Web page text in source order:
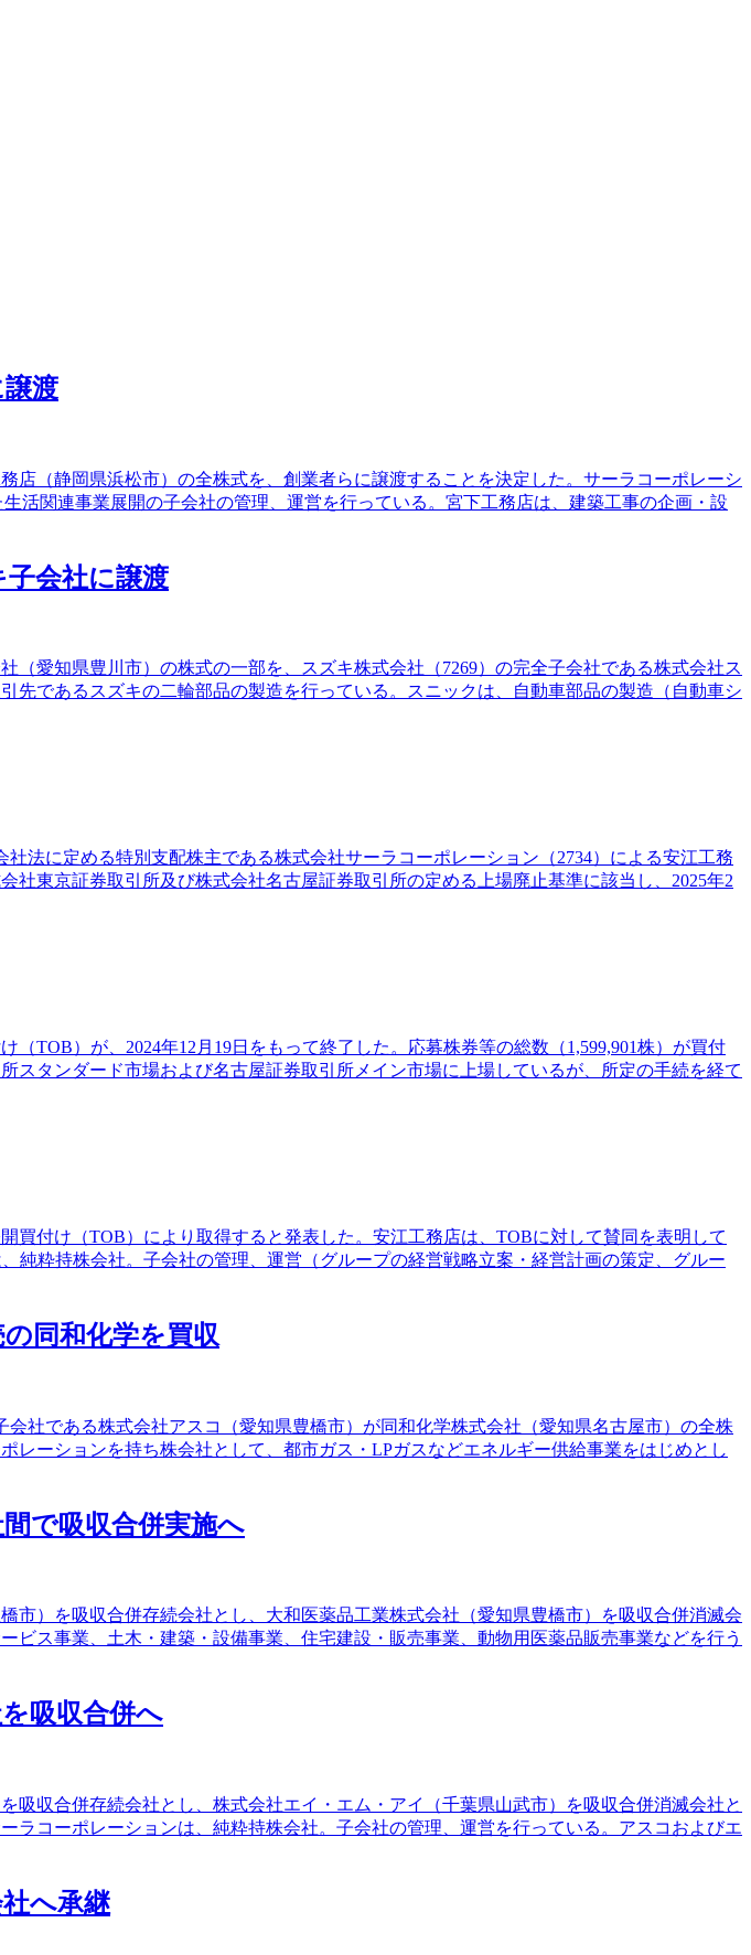
渡
（静岡県浜松市）の全株式を、創業者らに譲渡することを決定した。サーラコーポレーシ
活関連事業展開の子会社の管理、運営を行っている。宮下工務店は、建築工事の企画・設
会社に譲渡
愛知県豊川市）の株式の一部を、スズキ株式会社（7269）の完全子会社である株式会社ス
であるスズキの二輪部品の製造を行っている。スニックは、自動車部品の製造（自動車シ
法に定める特別支配株主である株式会社サーラコーポレーション（2734）による安江工務
東京証券取引所及び株式会社名古屋証券取引所の定める上場廃止基準に該当し、2025年2
TOB）が、2024年12月19日をもって終了した。応募株券等の総数（1,599,901株）が買付
スタンダード市場および名古屋証券取引所メイン市場に上場しているが、所定の手続を経て
買付け（TOB）により取得すると発表した。安江工務店は、TOBに対して賛同を表明して
粋持株会社。子会社の管理、運営（グループの経営戦略立案・経営計画の策定、グルー
同和化学を買収
社である株式会社アスコ（愛知県豊橋市）が同和化学株式会社（愛知県名古屋市）の全株
ーションを持ち株会社として、都市ガス・LPガスなどエネルギー供給事業をはじめとし
で吸収合併実施へ
）を吸収合併存続会社とし、大和医薬品工業株式会社（愛知県豊橋市）を吸収合併消滅会
ス事業、土木・建築・設備事業、住宅建設・販売事業、動物用医薬品販売事業などを行う
吸収合併へ
収合併存続会社とし、株式会社エイ・エム・アイ（千葉県山武市）を吸収合併消滅会社と
コーポレーションは、純粋持株会社。子会社の管理、運営を行っている。アスコおよびエ
へ承継